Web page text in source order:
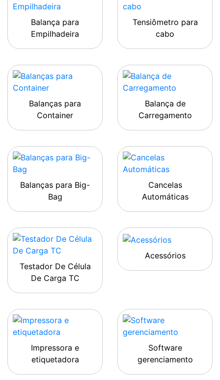
Balança para
Empilhadeira
Tensiômetro para
cabo
Balanças para
Container
Balança de
Carregamento
Balanças para Big-
Bag
Cancelas
Automáticas
Testador De Célula
De Carga TC
Acessórios
Impressora e
etiquetadora
Software
gerenciamento